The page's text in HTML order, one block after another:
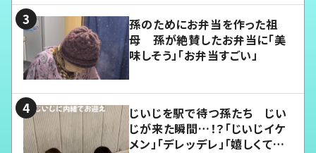
孫のためにお弁当を作った祖
母 孫が絶賛したお弁当に「美
味しそう」「お弁当すごい」
じいじを駅で待つ孫たち じい
じが来た瞬間…！？「じいじイケ
メン」「デレッデレ」「嬉しくて可